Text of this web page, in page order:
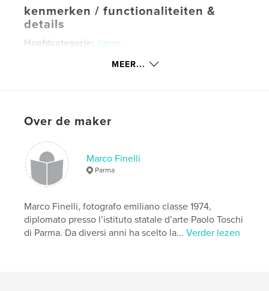
kenmerken / functionaliteiten &
details
Hoofdcategorie: Japan
Aanvullende categorieën Straatfotografie
TaalItalian
Trefwoorden
street photography , Marco Finelli
Tokyo
MEER...
Over de maker
Marco Finelli
Parma
Marco Finelli, fotografo emiliano classe 1974,
diplomato presso l’istituto statale d’arte Paolo Toschi
di Parma. Da diversi anni ha scelto la...Verder lezen